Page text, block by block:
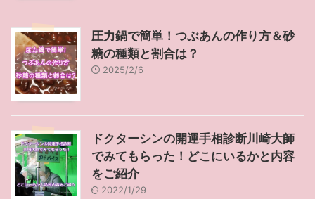
圧力鍋で簡単！つぶあんの作り方＆砂
糖の種類と割合は？
2025/2/6
ドクターシンの開運手相診断川崎大師
でみてもらった！どこにいるかと内容
をご紹介
2022/1/29